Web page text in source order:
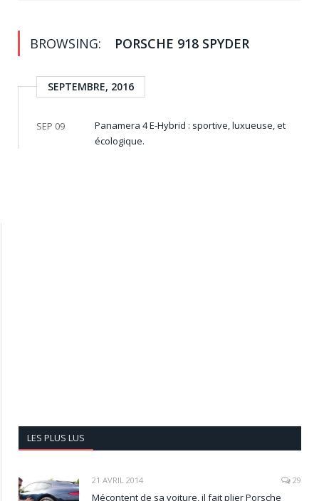
BROWSING: PORSCHE 918 SPYDER
SEPTEMBRE, 2016
SEP 09
Panamera 4 E-Hybrid : sportive, luxueuse, et
écologique.
LES PLUS LUS
21 AVRIL 2014 29
Mécontent de sa voiture, il fait plier Porsche